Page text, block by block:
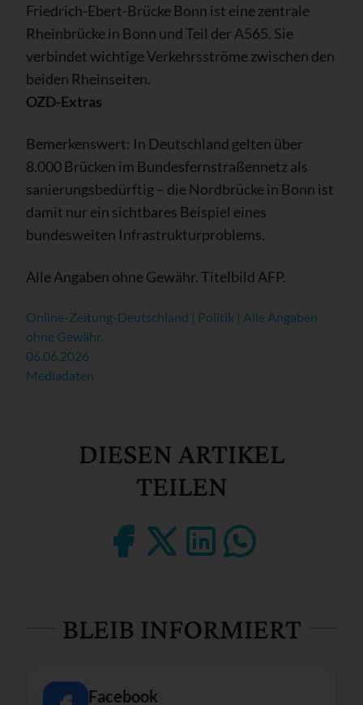
Friedrich-Ebert-Brücke Bonn ist eine zentrale
Rheinbrücke in Bonn und Teil der A565. Sie
verbindet wichtige Verkehrsströme zwischen den
beiden Rheinseiten.
OZD-Extras
Bemerkenswert: In Deutschland gelten über
8.000 Brücken im Bundesfernstraßennetz als
sanierungsbedürftig – die Nordbrücke in Bonn ist
damit nur ein sichtbares Beispiel eines
bundesweiten Infrastrukturproblems.
Alle Angaben ohne Gewähr. Titelbild AFP.
Online-Zeitung-Deutschland | Politik | Alle Angaben
ohne Gewähr.
06.06.2026
Mediadaten
DIESEN ARTIKEL
TEILEN
BLEIB INFORMIERT
Facebook